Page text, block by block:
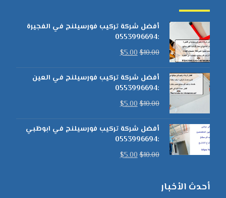
أفضل شركة تركيب فورسيلنج في الفجيرة
:0553996694
$10.00
$5.00
أفضل شركة تركيب فورسيلنج في العين
:0553996694
$10.00
$5.00
أفضل شركة تركيب فورسيلنج في ابوظبي
:0553996694
$10.00
$5.00
أحدث الأخبار